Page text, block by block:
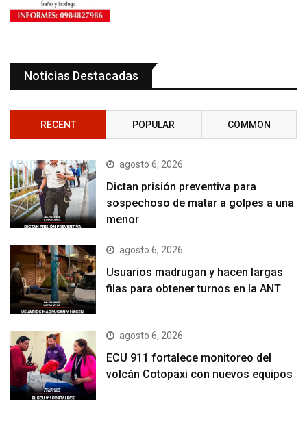
Noticias Destacadas
RECENT POPULAR COMMON
agosto 6, 2026
Dictan prisión preventiva para
sospechoso de matar a golpes a una
menor
agosto 6, 2026
Usuarios madrugan y hacen largas
filas para obtener turnos en la ANT
agosto 6, 2026
ECU 911 fortalece monitoreo del
volcán Cotopaxi con nuevos equipos